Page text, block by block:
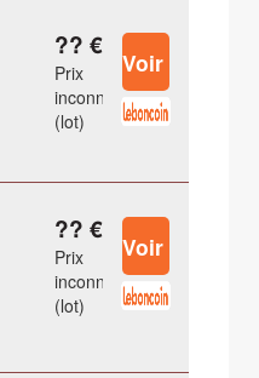
?? €
Prix
inconnu
(lot)
?? €
Prix
inconnu
(lot)